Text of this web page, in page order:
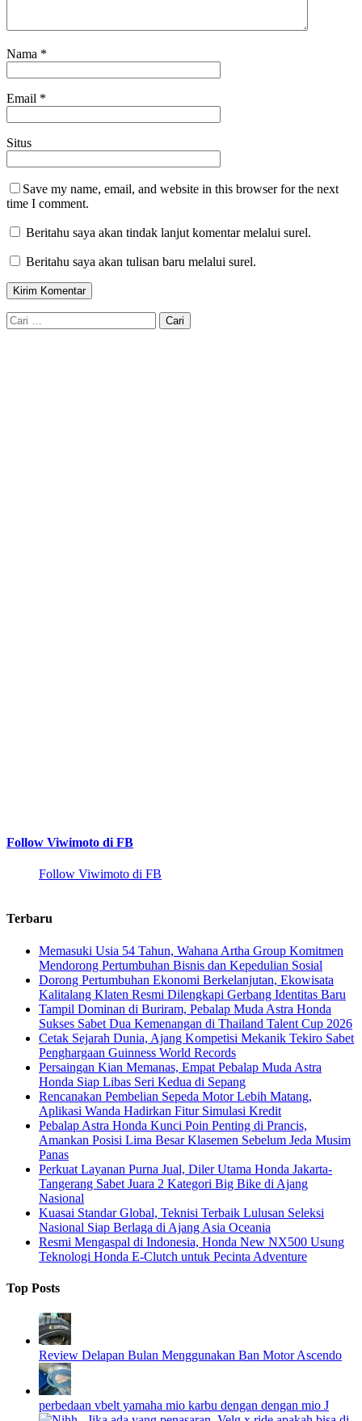
Nama *
Email *
Situs
Save my name, email, and website in this browser for the next
time I comment.
Beritahu saya akan tindak lanjut komentar melalui surel.
Beritahu saya akan tulisan baru melalui surel.
Cari
untuk:
Follow Viwimoto di FB
Follow Viwimoto di FB
Terbaru
Memasuki Usia 54 Tahun, Wahana Artha Group Komitmen
Mendorong Pertumbuhan Bisnis dan Kepedulian Sosial
Dorong Pertumbuhan Ekonomi Berkelanjutan, Ekowisata
Kalitalang Klaten Resmi Dilengkapi Gerbang Identitas Baru
Tampil Dominan di Buriram, Pebalap Muda Astra Honda
Sukses Sabet Dua Kemenangan di Thailand Talent Cup 2026
Cetak Sejarah Dunia, Ajang Kompetisi Mekanik Tekiro Sabet
Penghargaan Guinness World Records
Persaingan Kian Memanas, Empat Pebalap Muda Astra
Honda Siap Libas Seri Kedua di Sepang
Rencanakan Pembelian Sepeda Motor Lebih Matang,
Aplikasi Wanda Hadirkan Fitur Simulasi Kredit
Pebalap Astra Honda Kunci Poin Penting di Prancis,
Amankan Posisi Lima Besar Klasemen Sebelum Jeda Musim
Panas
Perkuat Layanan Purna Jual, Diler Utama Honda Jakarta-
Tangerang Sabet Juara 2 Kategori Big Bike di Ajang
Nasional
Kuasai Standar Global, Teknisi Terbaik Lulusan Seleksi
Nasional Siap Berlaga di Ajang Asia Oceania
Resmi Mengaspal di Indonesia, Honda New NX500 Usung
Teknologi Honda E-Clutch untuk Pecinta Adventure
Top Posts
Review Delapan Bulan Menggunakan Ban Motor Ascendo
perbedaan vbelt yamaha mio karbu dengan dengan mio J